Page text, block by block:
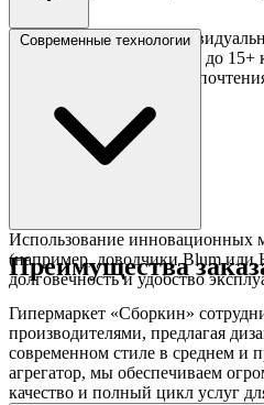
Кухня создается по
размеры помещения (от 4 до 15+
планировки и ваши
Современные технологии
Использование инновационных
(например, доводчики Blum или
долговечность и удобство
Преимущества
Гипермаркет «Сборкин»
производителями, предлагая
современном стиле в среднем и
агрегатор, мы обеспечиваем
качество и полный цикл услуг